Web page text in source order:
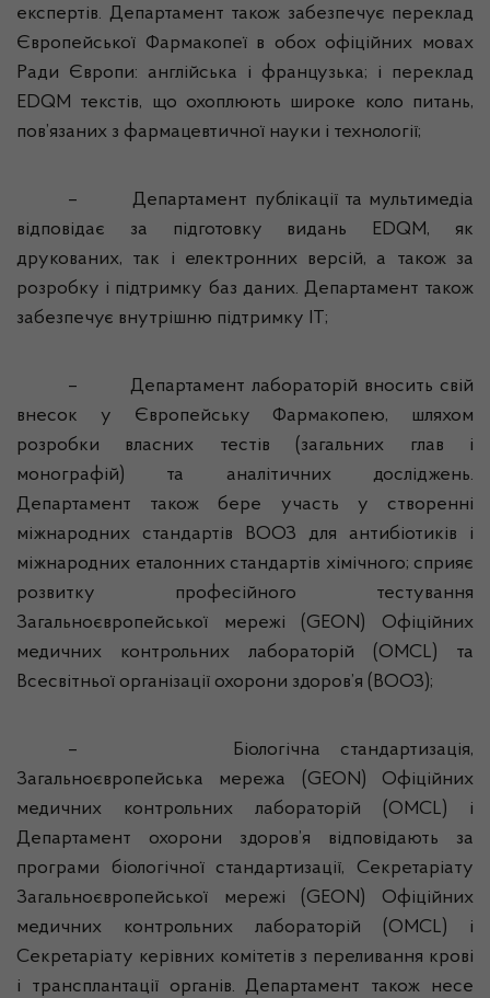
експертів. Департамент також забезпечує переклад
Європейської Фармакопеї в обох офіційних мовах
Ради Європи: англійська і французька; і переклад
EDQM текстів, що охоплюють широке коло питань,
пов’язаних з фармацевтичної науки і технології;
– Департамент публікації та мультимедіа
відповідає за підготовку видань EDQM, як
друкованих, так і електронних версій, а також за
розробку і підтримку баз даних. Департамент також
забезпечує внутрішню підтримку ІТ;
–
Департамент лабораторій вносить свій
внесок у Європейську Фармакопею, шляхом
розробки власних тестів (загальних глав і
монографій) та аналітичних досліджень.
Департамент також бере участь у створенні
міжнародних стандартів ВООЗ для антибіотиків і
міжнародних еталонних стандартів хімічного; сприяє
розвитку професійного тестування
Загальноєвропейської мережі (GEON) Офіційних
медичних контрольних лабораторій (OMCL) та
Всесвітньої організації охорони здоров’я (ВООЗ);
–
Біологічна стандартизація,
Загальноєвропейська мережа (GEON) Офіційних
медичних контрольних лабораторій (OMCL) і
Департамент охорони здоров’я відповідають за
програми біологічної стандартизації, Секретаріату
Загальноєвропейської мережі (GEON) Офіційних
медичних контрольних лабораторій (OMCL) і
Секретаріату керівних комітетів з переливання крові
і трансплантації органів. Департамент також несе